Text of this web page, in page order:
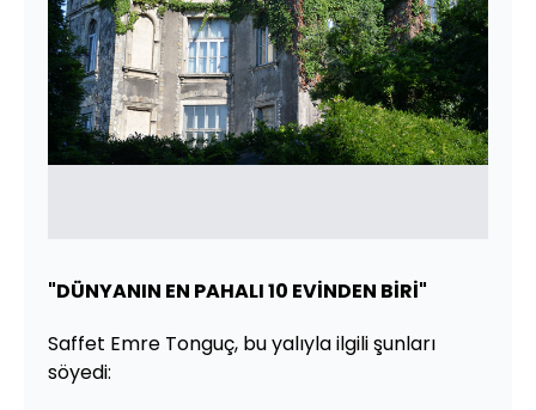
"DÜNYANIN EN PAHALI 10 EVİNDEN BİRİ"
Saffet Emre Tonguç, bu yalıyla ilgili şunları
söyedi: